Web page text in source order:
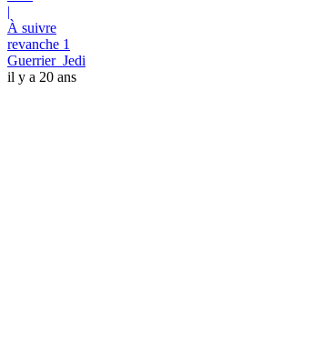
|
À suivre
revanche 1
Guerrier_Jedi
il y a 20 ans